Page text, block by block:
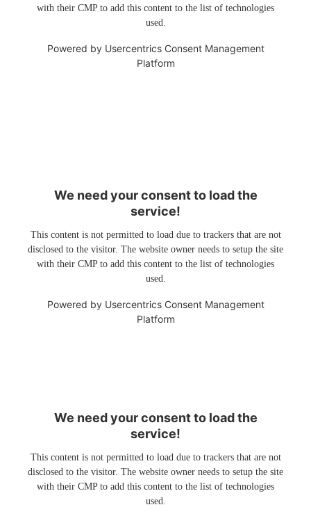
with their CMP to add this content to the list of technologies
used.
Powered by Usercentrics Consent Management
Platform
We need your consent to load the
service!
This content is not permitted to load due to trackers that are not
disclosed to the visitor. The website owner needs to setup the site
with their CMP to add this content to the list of technologies
used.
Powered by Usercentrics Consent Management
Platform
We need your consent to load the
service!
This content is not permitted to load due to trackers that are not
disclosed to the visitor. The website owner needs to setup the site
with their CMP to add this content to the list of technologies
used.